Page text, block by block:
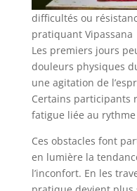
difficultés ou
pratiquant Vipassana
Les premiers jours
douleurs physiques
une agitation de
Certains participants
fatigue liée au
Ces obstacles font
en lumière la
l’inconfort. En les